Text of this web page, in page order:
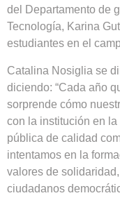
del Departamento de
Tecnología, Karina
estudiantes en el
Catalina Nosiglia se
diciendo: “Cada año
sorprende cómo
con la institución en
pública de calidad
intentamos en la
valores de
ciudadanos